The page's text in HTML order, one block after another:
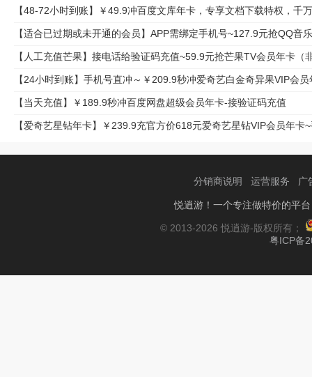
【48-72小时到账】￥49.9冲百度文库年卡，专享文档下载特权，千
【适合已过期或未开通的会员】APP需绑定手机号~127.9元抢QQ
【人工充值芒果】接电话给验证码充值~59.9元抢芒果TV会员年卡
【24小时到账】手机号直冲～￥209.9秒冲爱奇艺白金奇异果VIP会
【当天充值】￥189.9秒冲百度网盘超级会员年卡-接验证码充值
【爱奇艺星钻年卡】￥239.9充官方价618元爱奇艺星钻VIP会员年
分销商说明 运营服务 广
悦逍游！一个专注做特价的平
© 2013-2026 悦逍游-版权所有；
粤ICP备